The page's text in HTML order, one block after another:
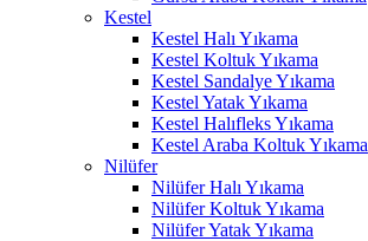
panel
Kestel
Kestel Halı Yıkama
Kestel Koltuk Yıkama
Kestel Sandalye Yıkama
Kestel Yatak Yıkama
Kestel Halıfleks Yıkama
Kestel Araba Koltuk Yıkama
Nilüfer
Nilüfer Halı Yıkama
Nilüfer Koltuk Yıkama
Nilüfer Yatak Yıkama